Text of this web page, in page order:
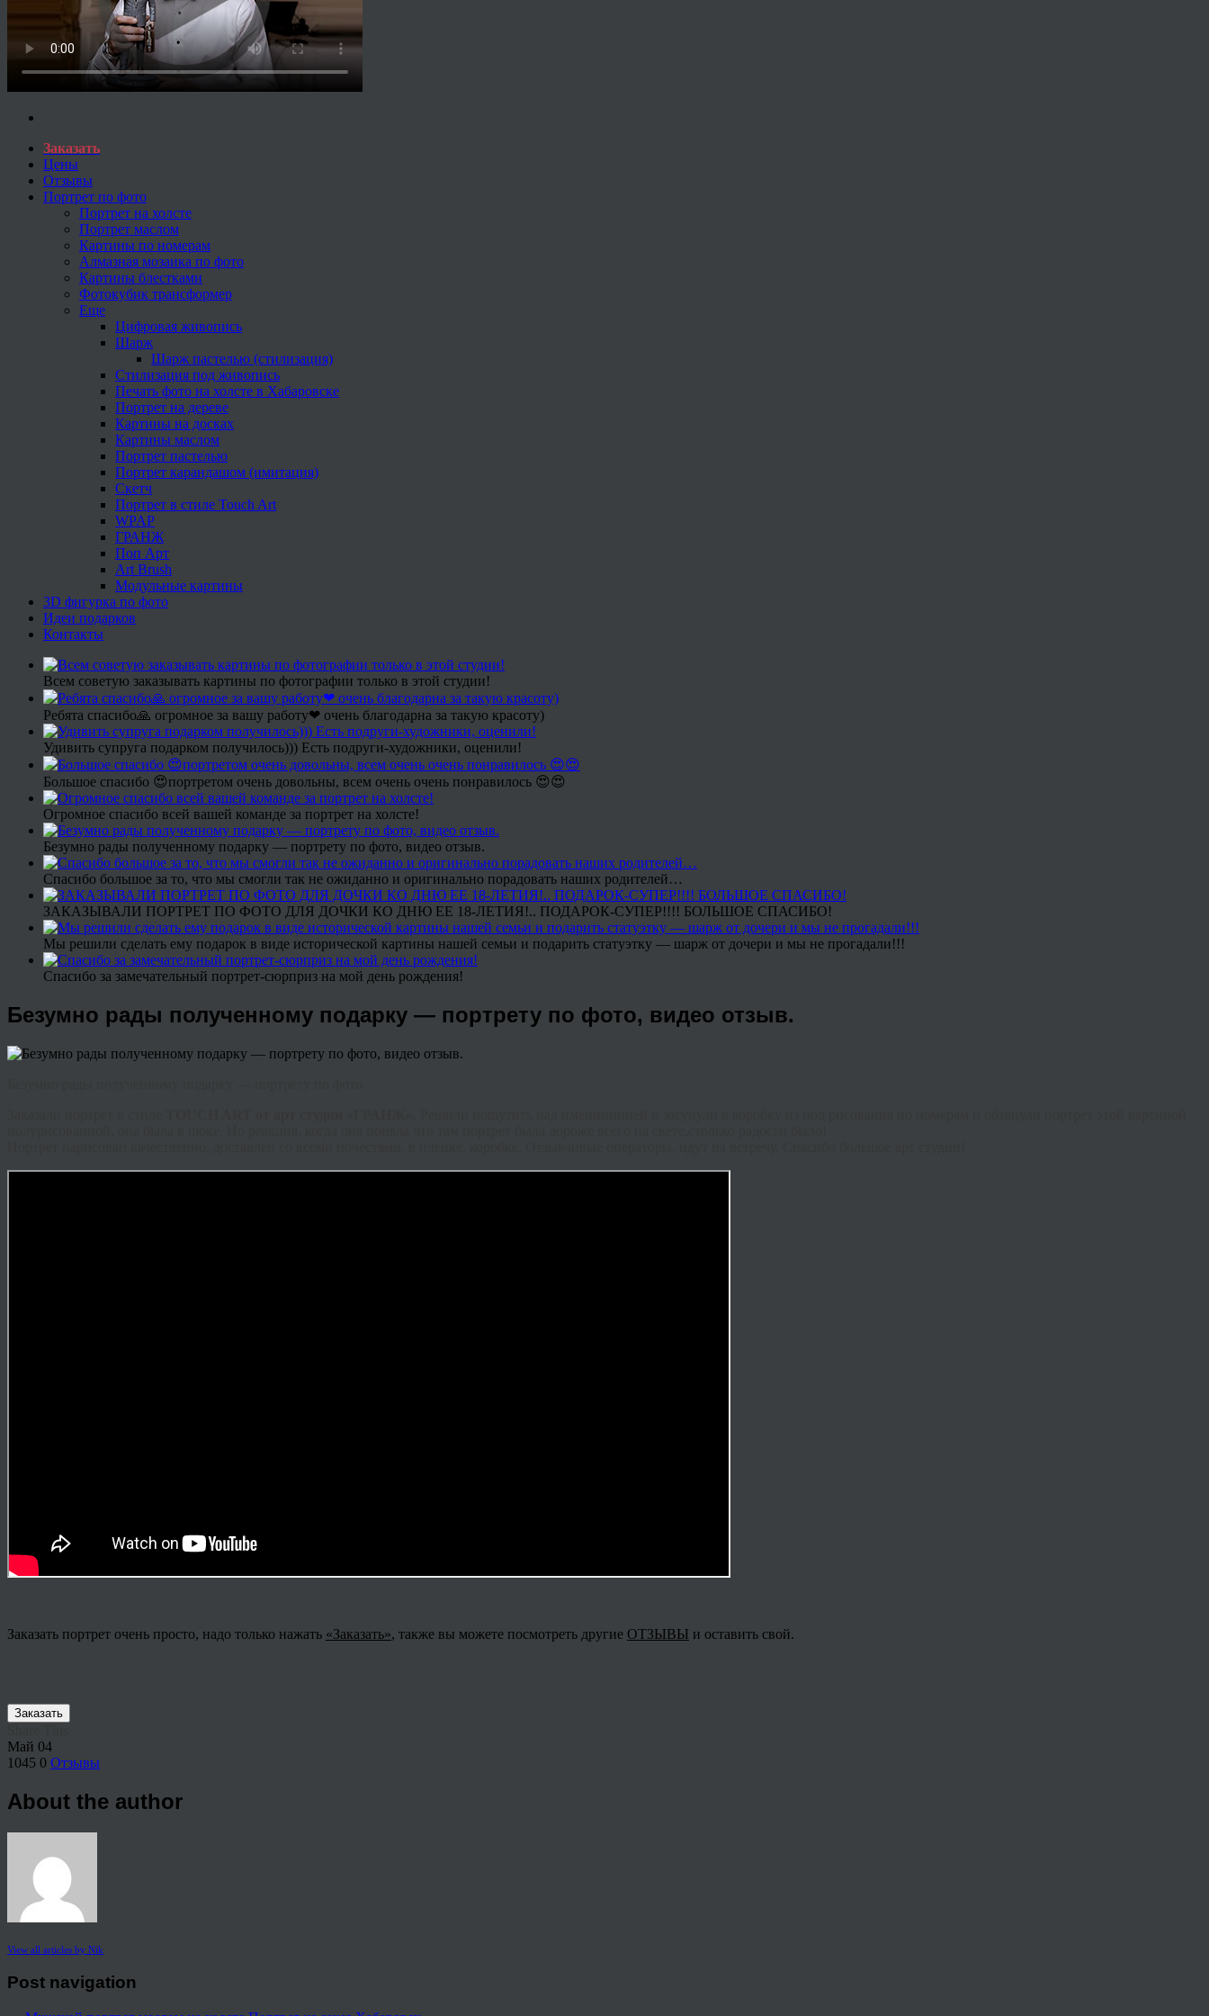
Заказать
Цены
Отзывы
Портрет по фото
Портрет на холсте
Портрет маслом
Картины по номерам
Алмазная мозаика по фото
Картины блестками
Фотокубик трансформер
Еще
Цифровая живопись
Шарж
Шарж пастелью (стилизация)
Стилизация под живопись
Печать фото на холсте в Хабаровске
Портрет на дереве
Картины на досках
Картины маслом
Портрет пастелью
Портрет карандашом (имитация)
Скетч
Портрет в стиле Touch Art
WPAP
ГРАНЖ
Поп Арт
Art Brush
Модульные картины
3D фигурка по фото
Идеи подарков
Контакты
Всем советую заказывать картины по фотографии только в этой студии!
Ребята спасибо🙏 огромное за вашу работу❤ очень благодарна за такую красоту)
Удивить супруга подарком получилось))) Есть подруги-художники, оценили!
Большое спасибо 😍портретом очень довольны, всем очень очень понравилось 😍😍
Огромное спасибо всей вашей команде за портрет на холсте!
Безумно рады полученному подарку — портрету по фото, видео отзыв.
Спасибо большое за то, что мы смогли так не ожиданно и оригинально порадовать наших родителей…
ЗАКАЗЫВАЛИ ПОРТРЕТ ПО ФОТО ДЛЯ ДОЧКИ КО ДНЮ ЕЕ 18-ЛЕТИЯ!.. ПОДАРОК-СУПЕР!!!! БОЛЬШОЕ СПАСИБО!
Мы решили сделать ему подарок в виде исторической картины нашей семьи и подарить статуэтку — шарж от дочери и мы не прогадали!!!
Спасибо за замечательный портрет-сюрприз на мой день рождения!
Безумно рады полученному подарку — портрету по фото, видео отзыв.
Заказать портрет очень просто, надо только нажать «Заказать», также вы можете посмотреть другие ОТЗЫВЫ и оставить свой.
Заказать
Май 04
1045 0 Отзывы
About the author
View all articles by Nik
Post navigation